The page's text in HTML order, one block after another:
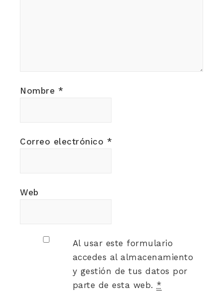
Nombre *
Correo electrónico *
Web
Al usar este formulario
accedes al almacenamiento
y gestión de tus datos por
parte de esta web. *